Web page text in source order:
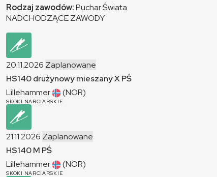
Rodzaj zawodów:Puchar Świata
NADCHODZĄCE ZAWODY
20.11.2026 Zaplanowane
HS140 drużynowy mieszanyXPŚ
Lillehammer
(NOR)
SKOKI NARCIARSKIE
21.11.2026 Zaplanowane
HS140M PŚ
Lillehammer
(NOR)
SKOKI NARCIARSKIE